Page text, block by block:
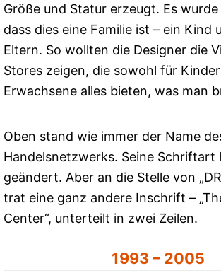
Größe und Statur erzeugt. Es
dass dies eine Familie ist – ein Kind
Eltern. So wollten die Designer die
Stores zeigen, die sowohl für
Erwachsene alles bieten, was man
Oben stand wie immer der Name
Handelsnetzwerks. Seine Schriftart
geändert. Aber an die Stelle von
trat eine ganz andere Inschrift –
Center“, unterteilt in zwei Zeilen.
1993 – 2005